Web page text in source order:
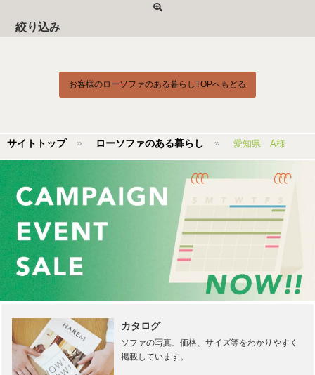
絞り込み
お客様のローソファのある暮らしTOPへもどる
サイトトップ ローソファのある暮らし 愛知県 A様
カタログ
ソファの写真、価格、サイズ等をわかりやすく
掲載しています。